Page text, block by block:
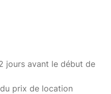
de vue variées
à vos productions une
avec un slider
jours avant le début de
prix de location